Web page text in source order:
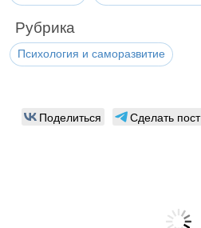
Рубрика
Психология и саморазвитие
Поделиться Сделать пост